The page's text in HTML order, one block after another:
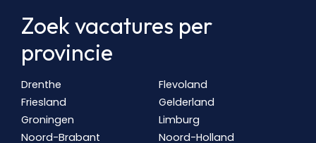
Zoek vacatures per
provincie
Drenthe
Flevoland
Friesland
Gelderland
Groningen
Limburg
Noord-Brabant
Noord-Holland